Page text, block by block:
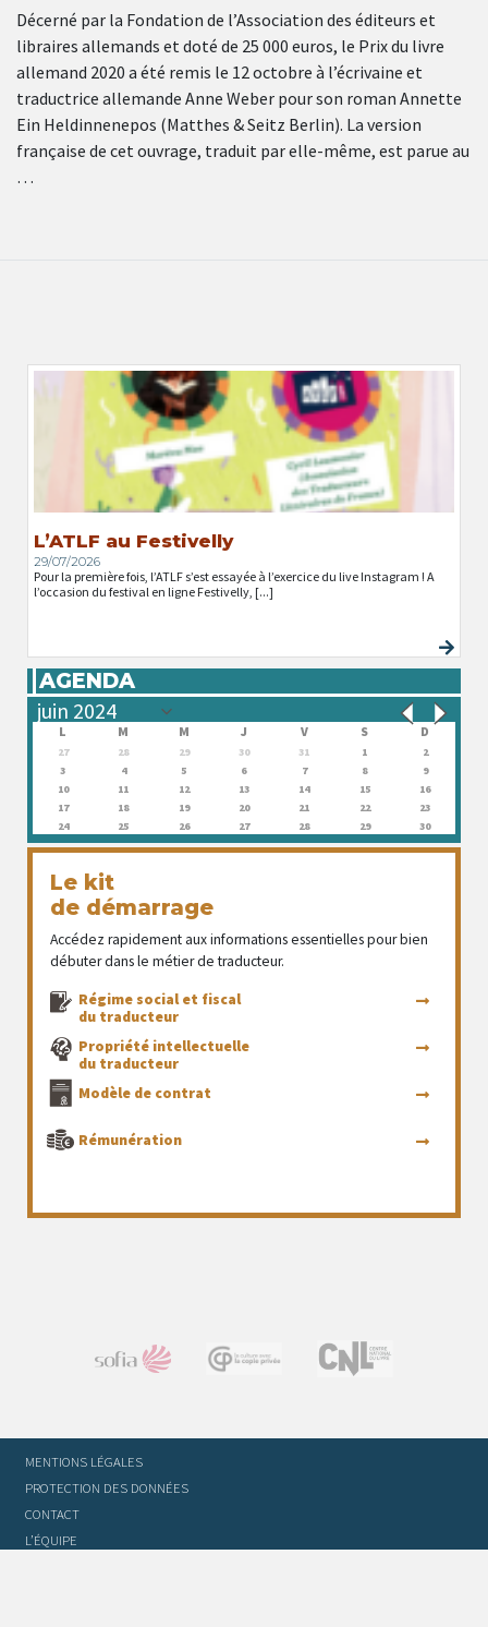
Décerné par la Fondation de l’Association des éditeurs et
libraires allemands et doté de 25 000 euros, le Prix du livre
allemand 2020 a été remis le 12 octobre à l’écrivaine et
traductrice allemande Anne Weber pour son roman Annette
Ein Heldinnenepos (Matthes & Seitz Berlin). La version
française de cet ouvrage, traduit par elle-même, est parue au
…
L’ATLF au Festivelly
29/07/2026
Pour la première fois, l’ATLF s’est essayée à l’exercice du live Instagram ! A
l’occasion du festival en ligne Festivelly, [...]
AGENDA
L M M J V S D
27 28 29 30 31 1
2
3
4 5 6 7 8
9
10
11 12 13 14 15
16
17
18 19 20 21 22
23
24
25 26 27 28 29 30
Le kit
de démarrage
Accédez rapidement aux informations essentielles pour bien
débuter dans le métier de traducteur.
Régime social et fiscal
du traducteur
Propriété intellectuelle
du traducteur
Modèle de contrat
Rémunération
MENTIONS LÉGALES
PROTECTION DES DONNÉES
CONTACT
L’ÉQUIPE